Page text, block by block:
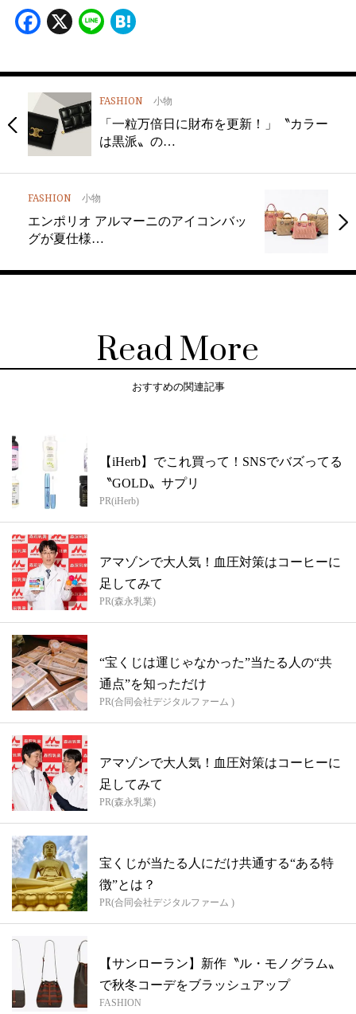
Facebook
X Line
FASHION 小物
「一粒万倍日に財布を更新！」〝カラー
は黒派〟の…
FASHION 小物
エンポリオ アルマーニのアイコンバッ
グが夏仕様…
Read More
おすすめの関連記事
【iHerb】でこれ買って！SNSでバズってる
〝GOLD〟サプリ
PR(iHerb)
アマゾンで大人気！血圧対策はコーヒーに
足してみて
PR(森永乳業)
“宝くじは運じゃなかった”当たる人の“共
通点”を知っただけ
PR(合同会社デジタルファーム )
アマゾンで大人気！血圧対策はコーヒーに
足してみて
PR(森永乳業)
宝くじが当たる人にだけ共通する“ある特
徴”とは？
PR(合同会社デジタルファーム )
【サンローラン】新作〝ル・モノグラム〟
で秋冬コーデをブラッシュアップ
FASHION